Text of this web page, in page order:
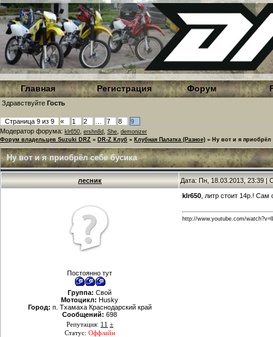
Главная Регистрация Форум
Здравствуйте Гость
Страница 9 из 9 « 1 2 7 8
9
Модератор форума: klr650 ershn8d She demonizer
Форум владельцев Suzuki DRZ » DR-Z Клуб » Клубная Палатка (Разное) » Ну вот и я приобрёл
Ну вот и я приобрёл себе бусика
лесник Дата: Пн, 18.03.2013, 23:39 |
Постоянно тут
Группа: Свой
Мотоцикл: Husky
Город: п. Тхамаха Краснодарский край
Сообщений: 698
Репутация: 11 ±
Статус: Оффлайн
klr650 , литр стоит 14р.!
http://www.youtube.com/